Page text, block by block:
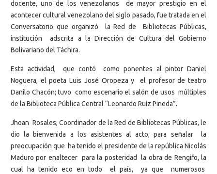
docente, uno de los venezolanos de mayor prestigio en el
acontecer cultural venezolano del siglo pasado, fue tratada en el
Conversatorio que organizó
la Red de Bibliotecas Públicas,
institución adscrita a la Dirección de Cultura del Gobierno
Bolivariano del Táchira.
Esta actividad, que contó como ponentes al pintor Daniel
Noguera, el poeta Luis José Oropeza y el profesor de teatro
Danilo Chacón; tuvo como escenario el salón de usos múltiples
de la Biblioteca Pública Central “Leonardo Ruíz Pineda”.
Jhoan Rosales, Coordinador de la Red de Bibliotecas Públicas, le
dio la bienvenida a los asistentes al acto, para señalar la
preocupación que ha tenido el presidente de la república Nicolás
Maduro por enaltecer para la posteridad la obra de Rengifo, la
cual ha tenido eco en todo el país, ya que numerosos